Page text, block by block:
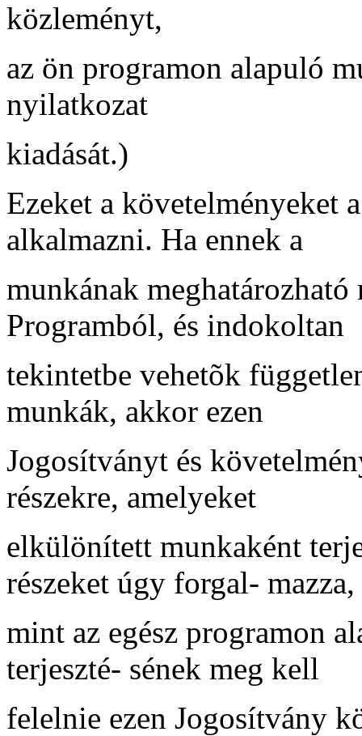
közleményt,
az ön programon alapuló
nyilatkozat
kiadását.)
Ezeket a követelményeket
alkalmazni. Ha ennek a
munkának meghatározható
Programból, és indokoltan
tekintetbe vehetõk
munkák, akkor ezen
Jogosítványt és
részekre, amelyeket
elkülönített munkaként
részeket úgy forgal- mazza,
mint az egész programon
terjeszté- sének meg kell
felelnie ezen Jogosítvány